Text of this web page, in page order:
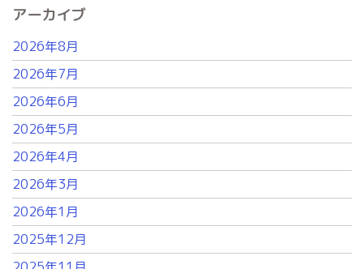
アーカイブ
2026年8月
2026年7月
2026年6月
2026年5月
2026年4月
2026年3月
2026年1月
2025年12月